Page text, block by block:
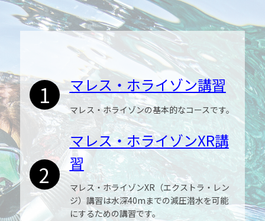
マレス・ホライゾン講習
マレス・ホライゾンの基本的なコースです。
1
マレス・ホライゾンXR講
習
マレス・ホライゾンXR（エクストラ・レン
ジ）講習は水深40mまでの減圧潜水を可能
にするための講習です。
2